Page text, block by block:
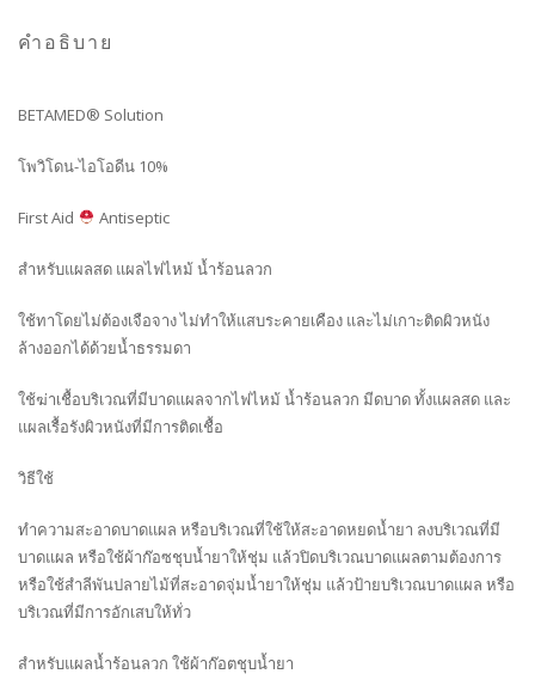
คำอธิบาย
BETAMED® Solution
โพวิโดน-ไอโอดีน 10%
First Aid Antiseptic
สำหรับแผลสด แผลไฟไหม้ น้ำร้อนลวก
ใช้ทาโดยไม่ต้องเจือจาง ไม่ทำให้แสบระคายเคือง และไม่เกาะติดผิวหนัง
ล้างออกได้ด้วยน้ำธรรมดา
ใช้ฆ่าเชื้อบริเวณที่มีบาดแผลจากไฟไหม้ น้ำร้อนลวก มีดบาด ทั้งแผลสด และ
แผลเรื้อรังผิวหนังที่มีการติดเชื้อ
วิธีใช้
ทำความสะอาดบาดแผล หรือบริเวณที่ใช้ให้สะอาดหยดน้ำยา ลงบริเวณที่มี
บาดแผล หรือใช้ผ้าก๊อซชุบน้ำยาให้ชุ่ม แล้วปิดบริเวณบาดแผลตามต้องการ
หรือใช้สำลีพันปลายไม้ที่สะอาดจุ่มน้ำยาให้ชุ่ม แล้วป้ายบริเวณบาดแผล หรือ
บริเวณที่มีการอักเสบให้ทั่ว
สำหรับแผลน้ำร้อนลวก ใช้ผ้าก๊อตชุบน้ำยา